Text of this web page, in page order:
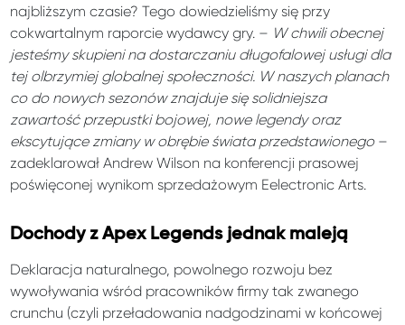
najbliższym czasie? Tego dowiedzieliśmy się przy
cokwartalnym raporcie wydawcy gry. – W chwili obecnej
jesteśmy skupieni na dostarczaniu długofalowej usługi dla
tej olbrzymiej globalnej społeczności. W naszych planach
co do nowych sezonów znajduje się solidniejsza
zawartość przepustki bojowej, nowe legendy oraz
ekscytujące zmiany w obrębie świata przedstawionego–
zadeklarował Andrew Wilson na konferencji prasowej
poświęconej wynikom sprzedażowym Eelectronic Arts.
Dochody z Apex Legends jednak maleją
Deklaracja naturalnego, powolnego rozwoju bez
wywoływania wśród pracowników firmy tak zwanego
crunchu (czyli przeładowania nadgodzinami w końcowej